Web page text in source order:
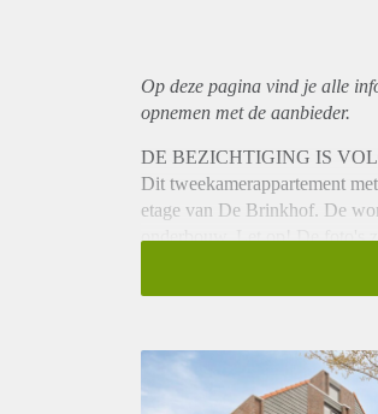
Op deze pagina vind je alle
opnemen met de aanbieder.
DE BEZICHTIGING IS
Dit tweekamerappartement
etage van De Brinkhof. De
onderbouw. Let op! De foto's
Via de galerij komt u binnen in
inloopdouche en wastafel.
binnentuin.